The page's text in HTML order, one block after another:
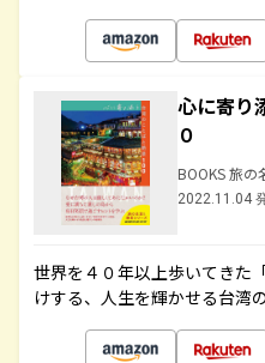
心に寄り
０
BOOKS 旅の
2022.11.04
世界を４０年以上歩いてきた
けする、人生を輝かせる台湾